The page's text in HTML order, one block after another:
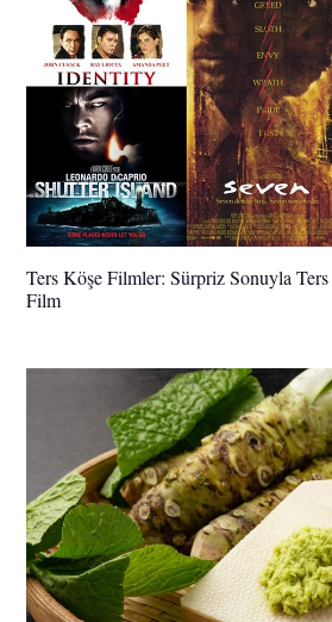
Ters Köşe Filmler: Sürpriz Sonuyla
Film